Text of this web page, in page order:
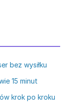
bez wysiłku
15 minut
krok po kroku